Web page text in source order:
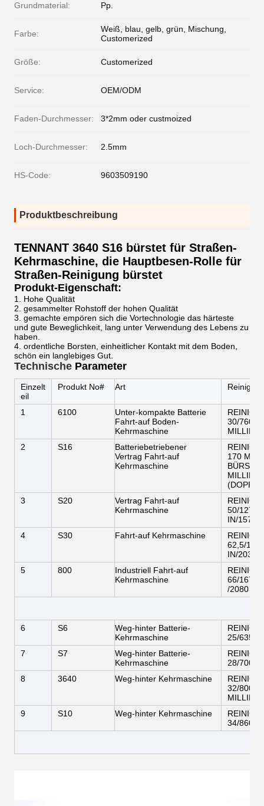
Grundmaterial: Pp.
Farbe:
Weiß, blau, gelb, grün, Mischung,
Customerized
Größe: Customerized
Service: OEM/ODM
Faden-Durchmesser: 3*2mm oder custmoized
Loch-Durchmesser: 2.5mm
HS-Code: 9603509190
Produktbeschreibung
TENNANT 3640 S16 bürstet für Straßen-
Kehrmaschine, die Hauptbesen-Rolle für
Straßen-Reinigung bürstet
Produkt-Eigenschaft:
1. Hohe Qualität
2. gesammelter Rohstoff der hohen Qualität
3. gemachte empören sich die Vortechnologie das härteste
und gute Beweglichkeit, lang unter Verwendung des Lebens zu
haben.
4. ordentliche Borsten, einheitlicher Kontakt mit dem Boden,
schön ein langlebiges Gut.
Technische Parameter
Einzelt
eil
Produkt No# Art
1 6100
Unter-kompakte Batterie
Fahrt-auf Boden-
Kehrmaschine
30/760
2
S16
Batteriebetriebener
Vertrag Fahrt-auf
Kehrmaschine
170
3
S20
Vertrag Fahrt-auf
Kehrmaschine
50/1270
IN/1575
4
S30 Fahrt-auf Kehrmaschine
62,5/
IN/2032
5
800
Industriell Fahrt-auf
Kehrmaschine
66/1675
/2080
6 S6
Weg-hinter Batterie-
Kehrmaschine
25/635
7
S7
Weg-hinter Batterie-
Kehrmaschine
28/700
8
3640 Weg-hinter Kehrmaschine
32/800
9
S10 Weg-hinter Kehrmaschine
34/860